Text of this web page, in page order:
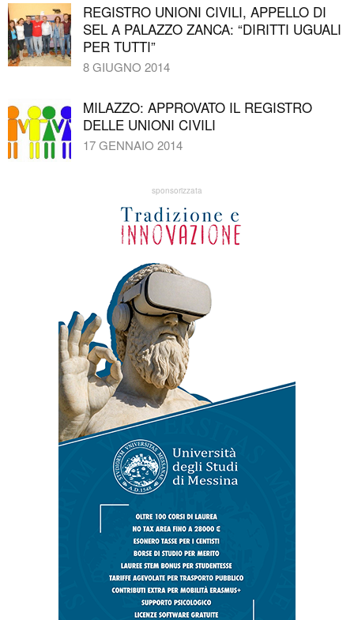
REGISTRO UNIONI CIVILI, APPELLO DI
SEL A PALAZZO ZANCA: “DIRITTI UGUALI
PER TUTTI”
8 GIUGNO 2014
MILAZZO: APPROVATO IL REGISTRO
DELLE UNIONI CIVILI
17 GENNAIO 2014
sponsorizzata